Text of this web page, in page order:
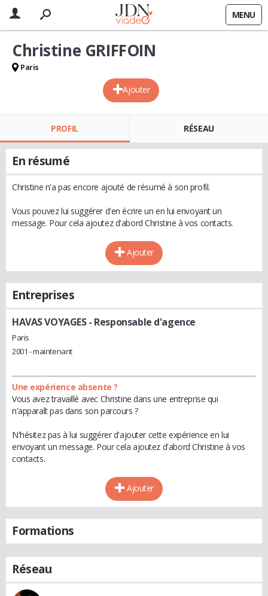
MENU
Ajouter
Christine GRIFFOIN
Paris
PROFIL RÉSEAU
En résumé
Christine n'a pas encore ajouté de résumé à son profil.
Vous pouvez lui suggérer d'en écrire un en lui envoyant un
message. Pour cela ajoutez d'abord Christine à vos contacts.
Ajouter
Entreprises
HAVAS VOYAGES- Responsable d'agence
Paris
2001 - maintenant
Une expérience absente ?
Vous avez travaillé avec Christine dans une entreprise qui
n'apparaît pas dans son parcours ?
N'hésitez pas à lui suggérer d'ajouter cette expérience en lui
envoyant un message. Pour cela ajoutez d'abord Christine à vos
contacts.
Ajouter
Formations
Réseau